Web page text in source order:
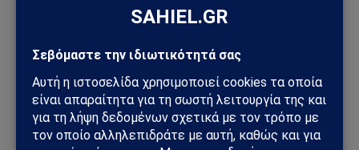
Twitter Pinterest
Sahiel Newsroom
Facebook
X
(Twitter)
Instagram
Tumblr
Το Sahiel.gr είναι ανεξάρτητη ψηφιακή πύλη ενημέρωσης
και ανάλυσης με έμφαση στη γεωπολιτική, τη διεθνή